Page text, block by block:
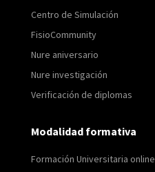
Centro de Simulación
FisioCommunity
Nure aniversario
Nure investigación
Verificación de diplomas
Modalidad formativa
Formación Universitaria online